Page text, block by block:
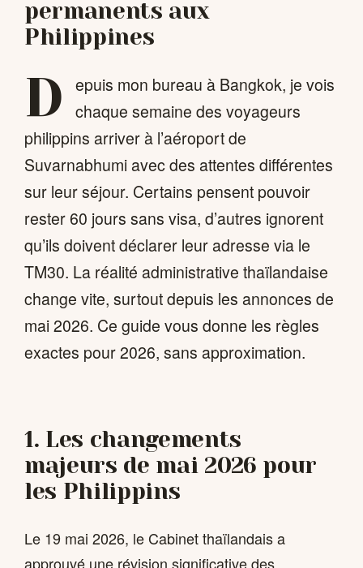
permanents aux
Philippines
D
epuis mon bureau à Bangkok, je vois
chaque semaine des voyageurs
philippins arriver à l’aéroport de
Suvarnabhumi avec des attentes différentes
sur leur séjour. Certains pensent pouvoir
rester 60 jours sans visa, d’autres ignorent
qu’ils doivent déclarer leur adresse via le
TM30. La réalité administrative thaïlandaise
change vite, surtout depuis les annonces de
mai 2026. Ce guide vous donne les règles
exactes pour 2026, sans approximation.
1. Les changements
majeurs de mai 2026 pour
les Philippins
Le 19 mai 2026, le Cabinet thaïlandais a
approuvé une révision significative des